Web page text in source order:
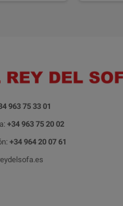
963 75 33 01
+34 963 75 20 02
+34 964 20 07 61